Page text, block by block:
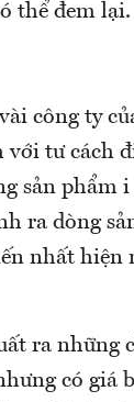
thể đem lại.
công ty
với tư cách
sản phẩm i
ra dòng
nhất hiện
ra những
có giá